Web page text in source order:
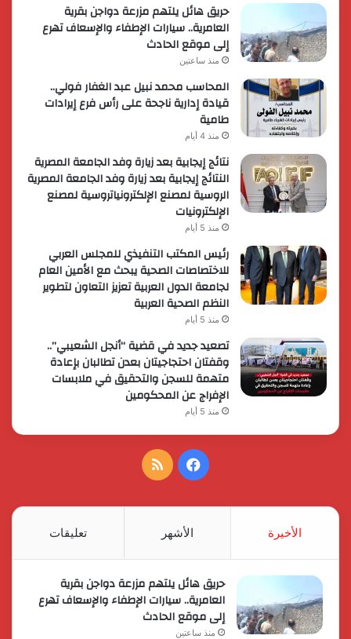
حريق هائل يلتهم مزرعة دواجن بقرية
العامرية.. سيارات الإطفاء والإسعاف تهرع
إلى موقع الحادث
منذ ساعتين
المحاسب محمد نبيل عبد الغفار فولي..
قيادة إدارية ناجحة على رأس فرع إيرادات
طامية
منذ 4 أيام
نتائج إيجابية بعد زيارة وفد الجامعة المصرية
النتائج إيجابية بعد زيارة وفد الجامعة المصرية
الروسية لمصنع الإلكترونياتروسية لمصنع
الإلكترونيات
منذ 5 أيام
رئيس المكتب التنفيذي للمجلس العربي
للاختصاصات الصحية يبحث مع الأمين العام
لجامعة الدول العربية تعزيز التعاون لتطوير
النظم الصحية العربية
منذ 5 أيام
تصعيد جديد في قضية “أنجل الشعيبي”..
وقفتان احتجاجيتان بعدن تطالبان بإعادة
متهمة للسجن والتحقيق في ملابسات
الإفراج عن المحكومين
منذ 5 أيام
فيسبوكملخص
الأخيرة الأشهر تعليقات
حريق هائل يلتهم مزرعة دواجن بقرية
العامرية.. سيارات الإطفاء والإسعاف تهرع
إلى موقع الحادث
منذ ساعتين